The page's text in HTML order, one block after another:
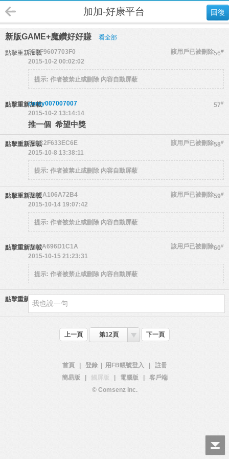
回復
加加-好康平台
新版GAME+魔鑽好好賺 看全部
點擊重新加載 56#
55BF9607703F0
該用戶已被刪除
2015-10-2 00:02:02
提示: 作者被禁止或刪除 內容自動屏蔽
點擊重新加載 57#
corey007007007
2015-10-2 13:14:14
推一個 希望中獎
點擊重新加載 58#
559C2F633EC6E
該用戶已被刪除
2015-10-8 13:38:11
提示: 作者被禁止或刪除 內容自動屏蔽
點擊重新加載 59#
5617A106A72B4
該用戶已被刪除
2015-10-14 19:07:42
提示: 作者被禁止或刪除 內容自動屏蔽
點擊重新加載 60#
561FA696D1C1A
該用戶已被刪除
2015-10-15 21:23:31
提示: 作者被禁止或刪除 內容自動屏蔽
點擊重新加載
上一頁 第12頁 下一頁
首頁 登錄 用FB帳號登入
註冊
簡易版
觸屏版 電腦版
客戶端
© Comsenz Inc.